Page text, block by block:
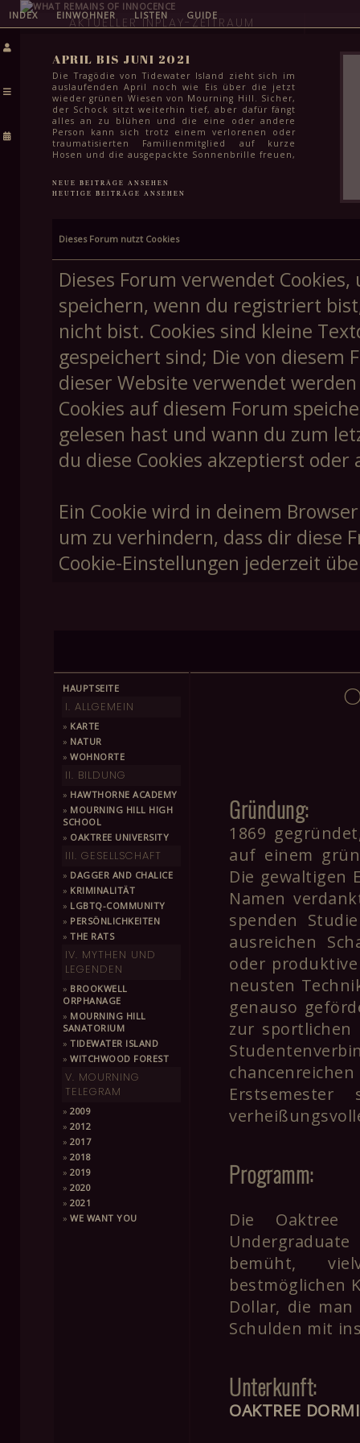
INDEX EINWOHNER LISTEN GUIDE
AKTUELLER INPLAY-ZEITRAUM
APRIL BIS JUNI 2021
Die Tragödie von Tidewater Island zieht sich im
auslaufenden April noch wie Eis über die jetzt
wieder grünen Wiesen von Mourning Hill. Sicher,
der Schock sitzt weiterhin tief, aber dafür fängt
alles an zu blühen und die eine oder andere
Person kann sich trotz einem verlorenen oder
traumatisierten Familienmitglied auf kurze
Hosen und die ausgepackte Sonnenbrille freuen,
kühl ist. Das Leben geht weiter und für die
meisten steht in den kommenden Monaten
der Stadt auch das endgültige Finale ihrer
Schullaufbahn. Spätestens Mitte Juni kann aber
höchstens noch die Frage im Weg, wie schnell
man eine weitere stadtweite Tragödie vergessen
kann.
NEUE BEITRÄGE ANSEHEN
HEUTIGE BEITRÄGE ANSEHEN
Dieses Forum nutzt Cookies
Dieses Forum verwendet
speichern, wenn du registriert
nicht bist. Cookies sind kleine
gespeichert sind; Die von diesem
dieser Website verwendet
Cookies auf diesem Forum
gelesen hast und wann du zum
du diese Cookies akzeptierst oder
Ein Cookie wird in deinem
um zu verhindern, dass dir diese
Cookie-Einstellungen jederzeit
HAUPTSEITE
I. ALLGEMEIN
» KARTE
» NATUR
» WOHNORTE
II. BILDUNG
» HAWTHORNE ACADEMY
» MOURNING HILL HIGH
SCHOOL
» OAKTREE UNIVERSITY
III. GESELLSCHAFT
» DAGGER AND CHALICE
» KRIMINALITÄT
» LGBTQ-COMMUNITY
» PERSÖNLICHKEITEN
» THE RATS
IV. MYTHEN UND
LEGENDEN
» BROOKWELL
ORPHANAGE
» MOURNING HILL
SANATORIUM
» TIDEWATER ISLAND
» WITCHWOOD FOREST
V. MOURNING
TELEGRAM
» 2009
» 2012
» 2017
» 2018
» 2019
» 2020
» 2021
» WE WANT YOU
Gründung:
1869
auf einem
Die gewaltigen
Namen
spenden
ausreichen
oder
neusten
genauso
zur sportlichen
Programm:
Die Oaktree
bemüht,
bestmöglichen
Dollar, die
Schulden mit
Unterkunft:
OAKTREE